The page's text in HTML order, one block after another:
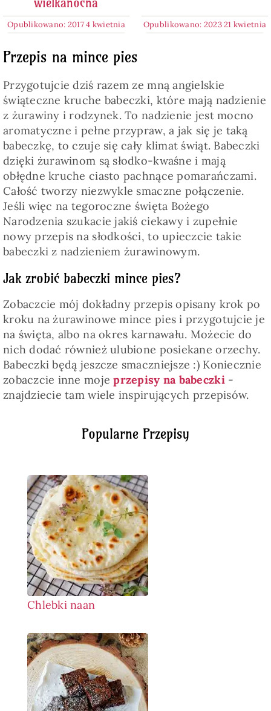
Popularne Przepisy
Chlebki naan
Opublikowano: 2017 4 kwietnia Opublikowano: 2023 21 kwietnia
Przepis na mince pies
Przygotujcie dziś razem ze mną angielskie
świąteczne kruche babeczki, które mają nadzienie
z żurawiny i rodzynek. To nadzienie jest mocno
aromatyczne i pełne przypraw, a jak się je taką
babeczkę, to czuje się cały klimat świąt. Babeczki
dzięki żurawinom są słodko-kwaśne i mają
obłędne kruche ciasto pachnące pomarańczami.
Całość tworzy niezwykle smaczne połączenie.
Jeśli więc na tegoroczne święta Bożego
Narodzenia szukacie jakiś ciekawy i zupełnie
nowy przepis na słodkości, to upieczcie takie
babeczki z nadzieniem żurawinowym.
Jak zrobić babeczki mince pies?
Zobaczcie mój dokładny przepis opisany krok po
kroku na żurawinowe mince pies i przygotujcie je
na święta, albo na okres karnawału. Możecie do
nich dodać również ulubione posiekane orzechy.
Babeczki będą jeszcze smaczniejsze :) Koniecznie
zobaczcie inne mojeprzepisy na babeczki -
znajdziecie tam wiele inspirujących przepisów.